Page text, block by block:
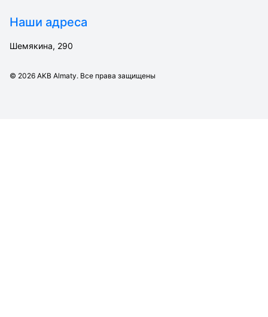
Наши адреса
Шемякина, 290
© 2026 AKB Almaty. Все права защищены